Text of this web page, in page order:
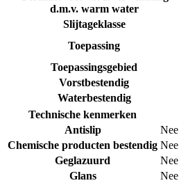
d.m.v. warm water
Slijtageklasse
Toepassing
Toepassingsgebied
Vorstbestendig
Waterbestendig
Technische kenmerken
Antislip
Nee
Chemische producten bestendig Nee
Geglazuurd
Nee
Glans
Nee